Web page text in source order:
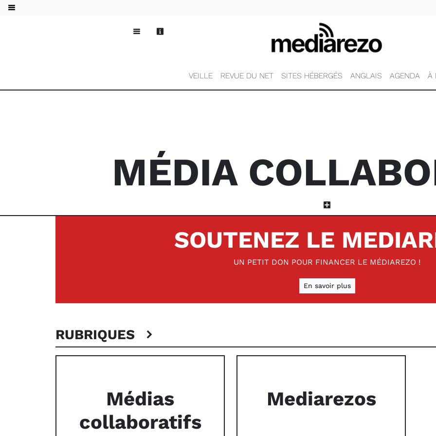
VEILLE REVUE DU NET SITES HÉBERGÉS ANGLAIS AGENDA À
MÉDIA
SOUTENEZ LE
UN PETIT DON POUR FINANCER LE MÉDIAREZO !
En savoir plus
RUBRIQUES
Médias
collaboratifs
Mediarezos